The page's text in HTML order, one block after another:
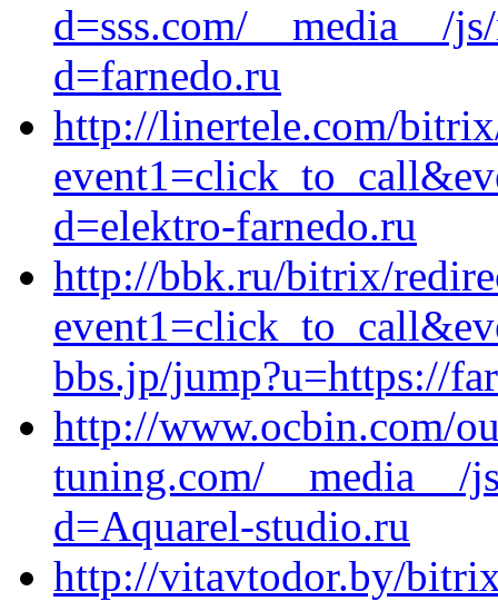
d=sss.com/__media__/
d=farnedo.ru
http://linertele.com/
d=elektro-farnedo.ru
http://bbk.ru/bitrix/
bbs.jp/jump?u=https://
http://www.ocbin.com/
tuning.com/__media__/
d=Aquarel-studio.ru
http://vitavtodor.by/